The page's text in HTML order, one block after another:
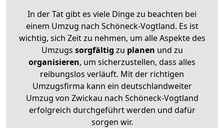
In der Tat gibt es viele Dinge zu beachten bei
einem Umzug nach Schöneck-Vogtland. Es ist
wichtig, sich Zeit zu nehmen, um alle Aspekte des
Umzugs sorgfältig zu planen und zu
organisieren, um sicherzustellen, dass alles
reibungslos verläuft. Mit der richtigen
Umzugsfirma kann ein deutschlandweiter
Umzug von Zwickau nach Schöneck-Vogtland
erfolgreich durchgeführt werden und dafür
sorgen wir.